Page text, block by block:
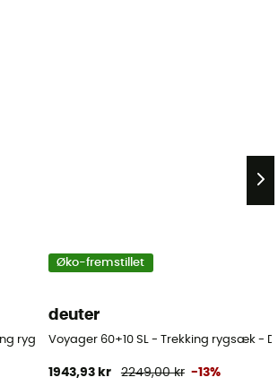
rygsæk - Damer
Øko-fremstillet
deuter
Voyager 60+10 SL - Trekking rygsæk -
1943,93 kr 2249,00 kr -13%